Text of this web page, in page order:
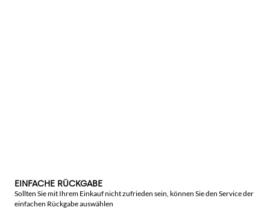
EINFACHE RÜCKGABE
Sollten Sie mit Ihrem Einkauf nicht zufrieden sein, können Sie den Service der
einfachen Rückgabe auswählen